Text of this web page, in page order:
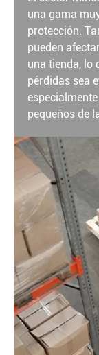
una gama
protección.
pueden
una tienda, lo
pérdidas sea
pequeños de